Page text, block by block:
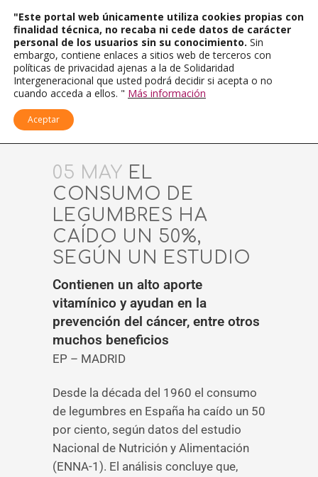
05 MAY EL
CONSUMO DE
LEGUMBRES HA
CAÍDO UN 50%,
SEGÚN UN ESTUDIO
Contienen un alto aporte
vitamínico y ayudan en la
prevención del cáncer, entre otros
muchos beneficios
EP – MADRID
Desde la década del 1960 el consumo
de legumbres en España ha caído un 50
por ciento, según datos del estudio
Nacional de Nutrición y Alimentación
(ENNA-1). El análisis concluye que,
"Este portal web únicamente utiliza cookies propias con
finalidad técnica, no recaba ni cede datos de carácter
personal de los usuarios sin su conocimiento. Sin
embargo, contiene enlaces a sitios web de terceros con
políticas de privacidad ajenas a la de Solidaridad
Intergeneracional que usted podrá decidir si acepta o no
cuando acceda a ellos. " Más información
Aceptar